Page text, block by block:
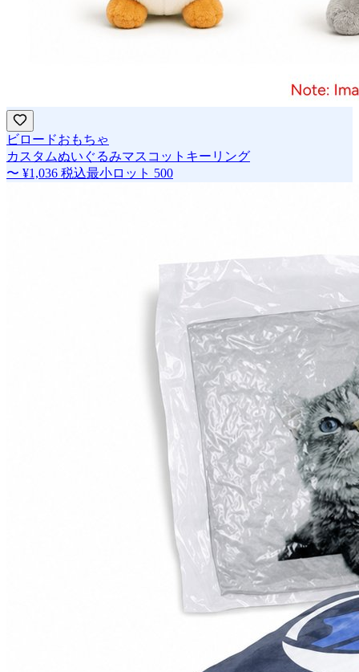
ビロードおもちゃ
カスタムぬいぐるみマスコットキーリング
〜 ¥1,036 税込最小ロット 500